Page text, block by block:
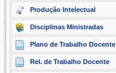
Produção Intelectual
Disciplinas Ministradas
Plano de Trabalho Docente
Rel. de Trabalho Docente